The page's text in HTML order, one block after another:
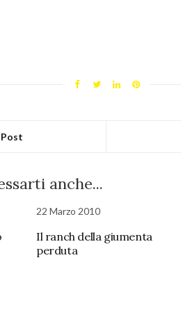
anche...
22 Marzo 2010
Il ranch della giumenta
perduta